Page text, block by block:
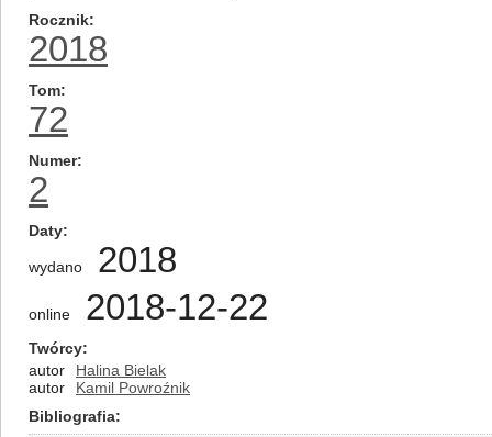
Rocznik
2018
Tom
72
Numer
2
Daty
wydano 2018
online 2018-12-22
Twórcy
autor
Halina Bielak
autor
Kamil Powroźnik
Bibliografia